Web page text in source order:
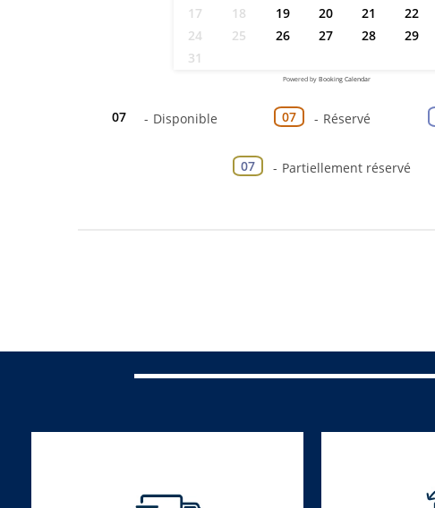
17
18 19 20 21 22
24
25 26 27 28 29
31
Powered by Booking Calendar
07 - Disponible 07 - Réservé
·
07 - Partiellement réservé